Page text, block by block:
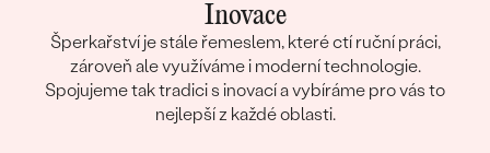
Inovace
Šperkařství je stále řemeslem, které ctí ruční práci,
zároveň ale využíváme i moderní technologie.
Spojujeme tak tradici s inovací a vybíráme pro vás to
nejlepší z každé oblasti.